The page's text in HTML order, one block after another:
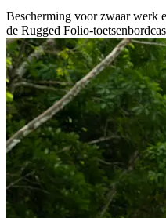
Bescherming voor zwaar werk
de Rugged Folio-